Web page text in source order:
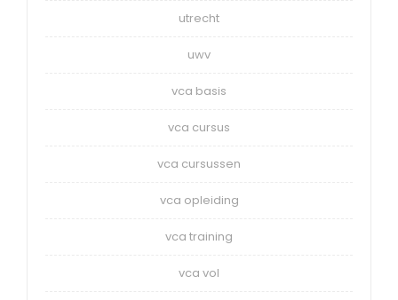
utrecht
uwv
vca basis
vca cursus
vca cursussen
vca opleiding
vca training
vca vol